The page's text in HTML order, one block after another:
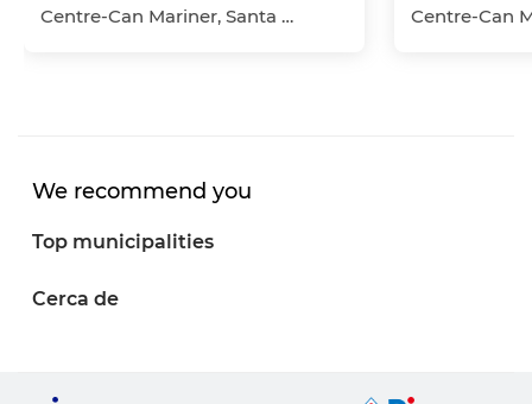
Centre-Can Mariner, Santa Coloma de Gramenet, Barcelona
We recommend you
Top municipalities
Cerca de